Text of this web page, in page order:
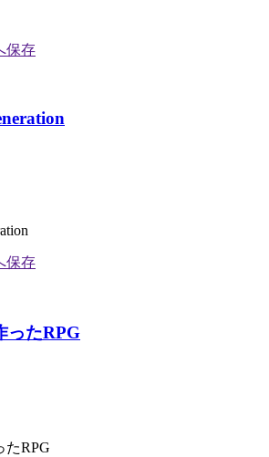
ったRPG
たRPG